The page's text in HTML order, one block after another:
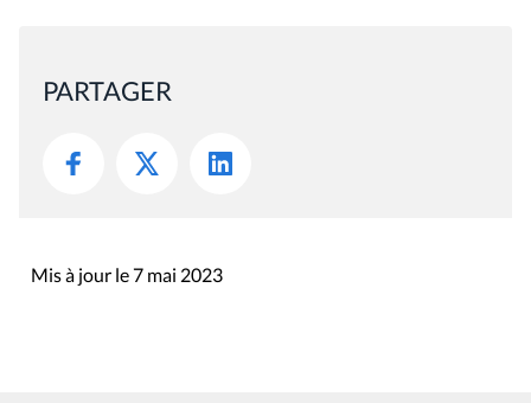
PARTAGER
Mis à jour le 7 mai 2023